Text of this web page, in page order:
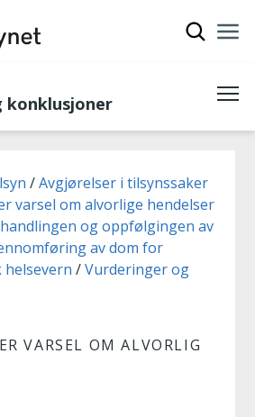
konklusjoner
Avgjørelser i tilsynssaker
varsel om alvorlige hendelser
og oppfølgingen av
av dom for
Vurderinger og
VARSEL OM ALVORLIG